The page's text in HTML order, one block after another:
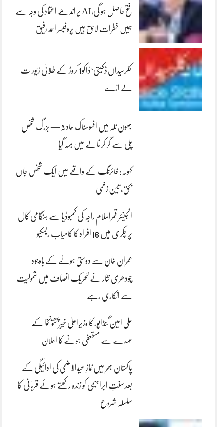
فتح حاصل ہو گی،AI پر اندھے اعتماد کی وجہ سے
ہمیں خطرات لاحق ہیں پروفیسر احمد رفیق
کلرسیداں ڈکیتی‘ڈاکو1 کروڑ کے طلائی زیورات
لے اڑے
بھون نلہ میں افسوسناک حادثہ — بزرگ شخص
پلی سے گر کر نالے میں بہہ گیا
کہوٹہ: فائرنگ کے واقعے میں ایک شخص جاں
بحق، تین زخمی
انجینئر قمراسلام راجہ کی کمبوڈیا سے ہنگامی کال
پر چکری میں 16 افراد کا کامیاب ریسکیو
عمران خان سے دوستی ہونے کے باوجود
چودھری نثار نے تحریک انصاف میں شمولیت
سے انکاری رہے
علی امین گنڈاپور کا وزیراعلیٰ خیبرپختونخوا کے
عہدے سے مستعفی ہونے کا اعلان
پاکستان بھر میں نمازِ عیدالاضحی کی ادائیگی کے
بعد سنتِ ابراہیمی کو زندہ رکھتے ہوئے قربانی کا
سلسلہ شروع